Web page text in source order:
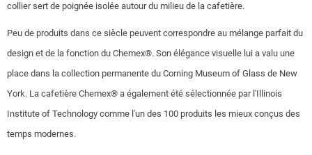
collier sert de poignée isolée autour du milieu de la cafetière.
Peu de produits dans ce siècle peuvent correspondre au mélange parfait du
design et de la fonction du Chemex®. Son élégance visuelle lui a valu une
place dans la collection permanente du Corning Museum of Glass de New
York. La cafetière Chemex® a également été sélectionnée par l'Illinois
Institute of Technology comme l'un des 100 produits les mieux conçus des
temps modernes.